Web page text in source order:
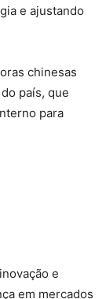
e ajustando
chinesas
país, que
para
e
em mercados